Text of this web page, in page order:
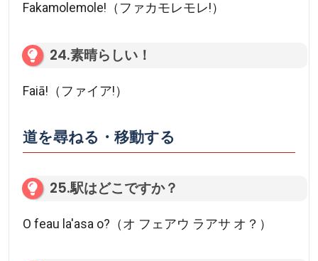
Fakamolemole!（ファカモレモレ!）
24.素晴らしい！
Faiā!（ファイア!）
道を尋ねる・移動する
25.駅はどこですか？
O feau la'asa o?（オ フェアウ ラアサ オ？）